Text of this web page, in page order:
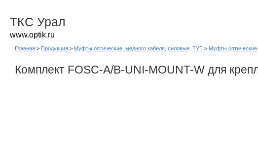
ТКС Урал
www.optik.ru
Главная > Продукция > Муфты оптические, медного кабеля, силовые, ТУТ > Муфты
Комплект FOSC-A/B-UNI-MOUNT-W для